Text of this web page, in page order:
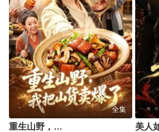
全集
重生山野，我把山货卖爆了